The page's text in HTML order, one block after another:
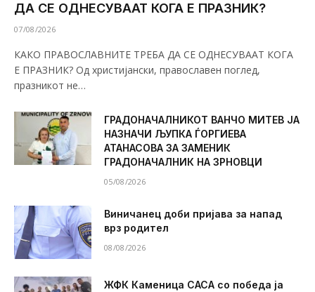
ДА СЕ ОДНЕСУВААТ КОГА Е ПРАЗНИК?
07/08/2026
КАКО ПРАВОСЛАВНИТЕ ТРЕБА ДА СЕ ОДНЕСУВААТ КОГА
Е ПРАЗНИК? Од христијански, православен поглед,
празникот не…
ГРАДОНАЧАЛНИКОТ ВАНЧО МИТЕВ ЈА
НАЗНАЧИ ЉУПКА ЃОРГИЕВА
АТАНАСОВА ЗА ЗАМЕНИК
ГРАДОНАЧАЛНИК НА ЗРНОВЦИ
05/08/2026
Виничанец доби пријава за напад
врз родител
08/08/2026
ЖФК Каменица САСА со победа ја